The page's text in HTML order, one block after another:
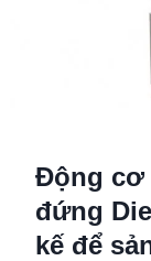
Động cơ
đứng
kế để